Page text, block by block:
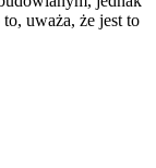
uważa, że jest to